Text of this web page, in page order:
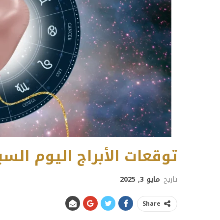
توقعات الأبراج اليوم السبت 3
تاريخ مايو 3, 2025
Share